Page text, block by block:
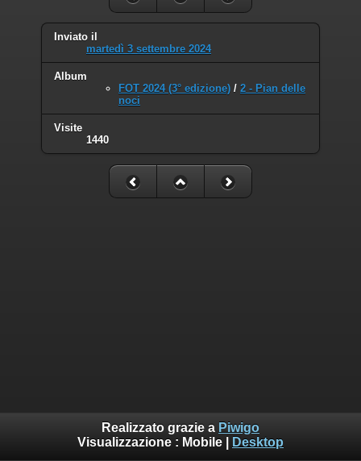
Inviato il
martedì 3 settembre 2024
Album
FOT 2024 (3° edizione) / 2 - Pian delle
noci
Visite
1440
Realizzato grazie a Piwigo
Visualizzazione : Mobile Desktop